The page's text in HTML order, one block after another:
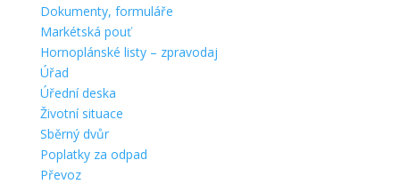
Dokumenty, formuláře
Markétská pouť
Hornoplánské listy – zpravodaj
Úřad
Úřední deska
Životní situace
Sběrný dvůr
Poplatky za odpad
Převoz